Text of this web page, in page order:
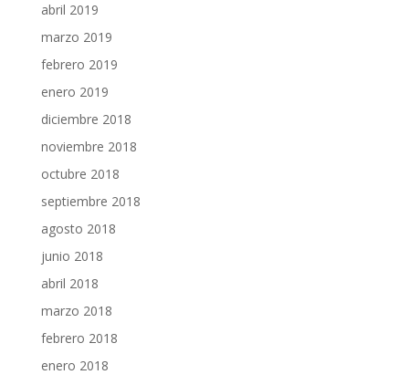
abril 2019
marzo 2019
febrero 2019
enero 2019
diciembre 2018
noviembre 2018
octubre 2018
septiembre 2018
agosto 2018
junio 2018
abril 2018
marzo 2018
febrero 2018
enero 2018